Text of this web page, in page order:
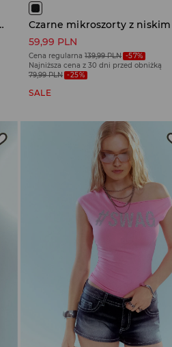
z paskiem
59,99 PLN
Cena regularna 139,99 PLN -57%
Najniższa cena z 30 dni przed obniżką
79,99 PLN -25%
SALE